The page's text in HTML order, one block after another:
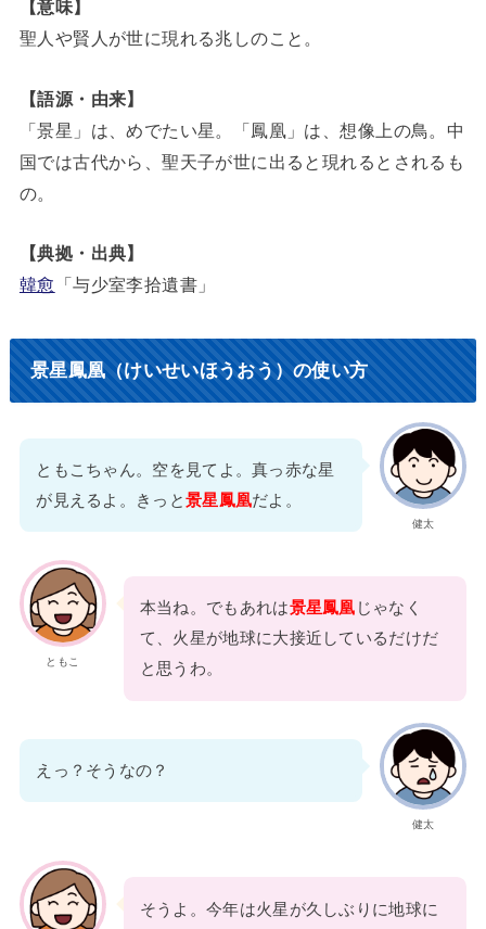
【意味】
聖人や賢人が世に現れる兆しのこと。
【語源・由来】
「景星」は、めでたい星。「鳳凰」は、想像上の鳥。中
国では古代から、聖天子が世に出ると現れるとされるも
の。
【典拠・出典】
韓愈 「与少室李拾遺書」
景星鳳凰（けいせいほうおう）の使い方
健太
ともこちゃん。空を見てよ。真っ赤な星
が見えるよ。きっと景星鳳凰だよ。
ともこ
本当ね。でもあれは景星鳳凰 じゃなく
て、火星が地球に大接近しているだけだ
と思うわ。
健太
えっ？そうなの？
そうよ。今年は火星が久しぶりに地球に